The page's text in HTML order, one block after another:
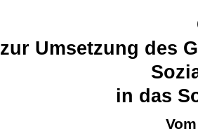
zur Umsetzung des
in das